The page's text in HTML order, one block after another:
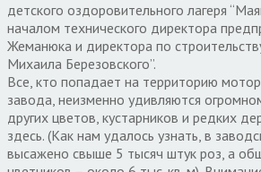
детского оздоровительного лагеря
началом технического директора
Жеманюка и директора по
Михаила Березовского”.
Все, кто попадает на территорию
завода, неизменно удивляются
других цветов, кустарников и редких
здесь. (Как нам удалось узнать, в
высажено свыше 5 тысяч штук роз, а